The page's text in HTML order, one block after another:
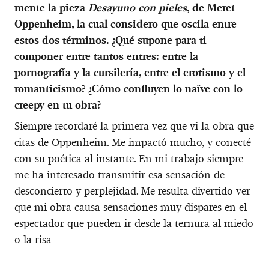
mente la pieza Desayuno con pieles, de Meret
Oppenheim, la cual considero que oscila entre
estos dos términos. ¿Qué supone para ti
componer entre tantos entres: entre la
pornografía y la cursilería, entre el erotismo y el
romanticismo? ¿Cómo confluyen lo naïve con lo
creepy en tu obra?
Siempre recordaré la primera vez que vi la obra que
citas de Oppenheim. Me impactó mucho, y conecté
con su poética al instante. En mi trabajo siempre
me ha interesado transmitir esa sensación de
desconcierto y perplejidad. Me resulta divertido ver
que mi obra causa sensaciones muy dispares en el
espectador que pueden ir desde la ternura al miedo
o la risa